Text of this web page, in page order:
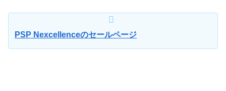
PSP Nexcellenceのセールページ